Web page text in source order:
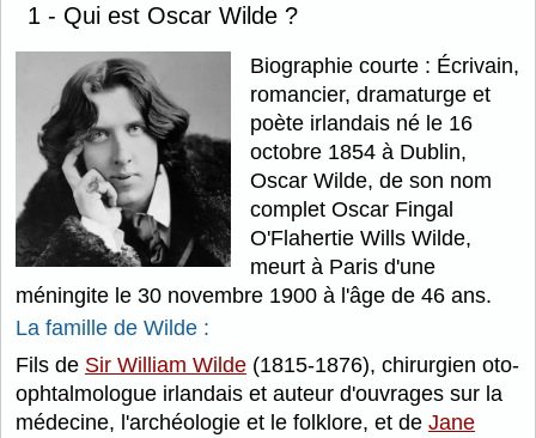
1 - Qui est Oscar Wilde ?
Biographie courte : Écrivain,
romancier, dramaturge et
poète irlandais né le 16
octobre 1854 à Dublin,
Oscar Wilde, de son nom
complet Oscar Fingal
O'Flahertie Wills Wilde,
meurt à Paris d'une
méningite le 30 novembre 1900 à l'âge de 46 ans.
La famille de Wilde :
Fils de Sir William Wilde (1815-1876), chirurgien oto-
ophtalmologue irlandais et auteur d'ouvrages sur la
médecine, l'archéologie et le folklore, et de Jane